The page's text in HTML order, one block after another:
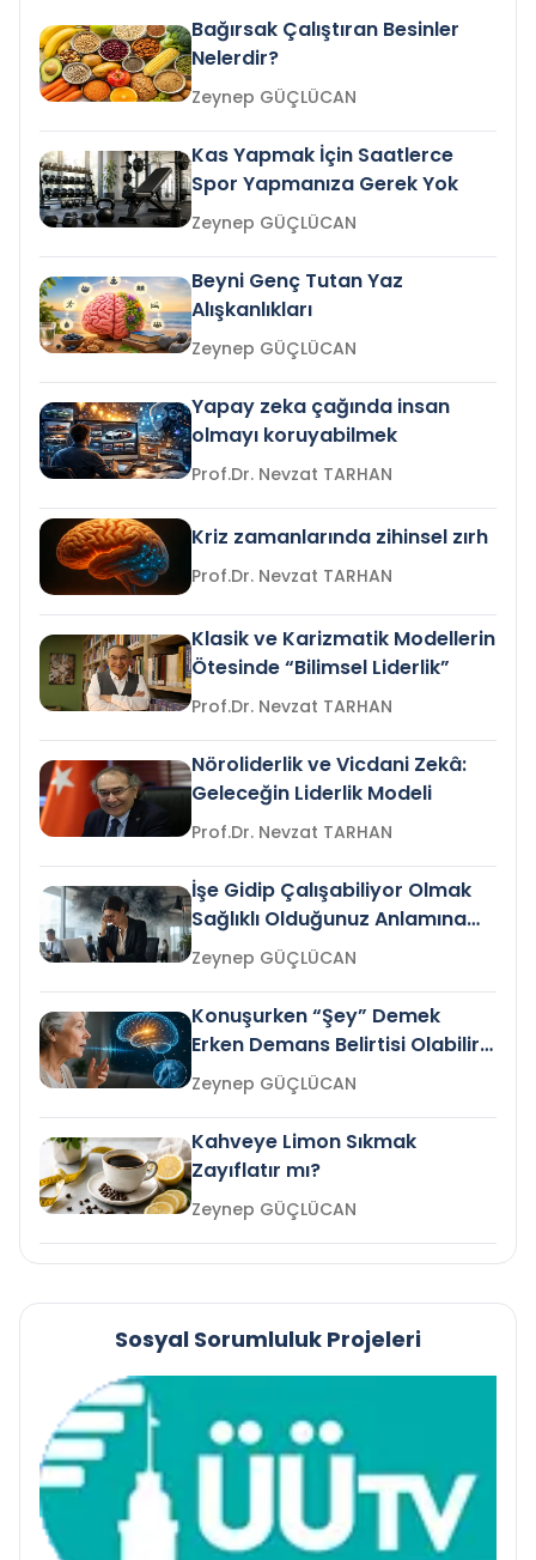
Bağırsak Çalıştıran Besinler
Nelerdir?
Zeynep GÜÇLÜCAN
Kas Yapmak İçin Saatlerce
Spor Yapmanıza Gerek Yok
Zeynep GÜÇLÜCAN
Beyni Genç Tutan Yaz
Alışkanlıkları
Zeynep GÜÇLÜCAN
Yapay zeka çağında insan
olmayı koruyabilmek
Prof.Dr. Nevzat TARHAN
Kriz zamanlarında zihinsel zırh
Prof.Dr. Nevzat TARHAN
Klasik ve Karizmatik Modellerin
Ötesinde “Bilimsel Liderlik”
Prof.Dr. Nevzat TARHAN
Nöroliderlik ve Vicdani Zekâ:
Geleceğin Liderlik Modeli
Prof.Dr. Nevzat TARHAN
İşe Gidip Çalışabiliyor Olmak
Sağlıklı Olduğunuz Anlamına
Gelir mi?Zeynep GÜÇLÜCAN
Konuşurken “Şey” Demek
Erken Demans Belirtisi Olabilir
mi?
Zeynep GÜÇLÜCAN
Kahveye Limon Sıkmak
Zayıflatır mı?
Zeynep GÜÇLÜCAN
Sosyal Sorumluluk Projeleri